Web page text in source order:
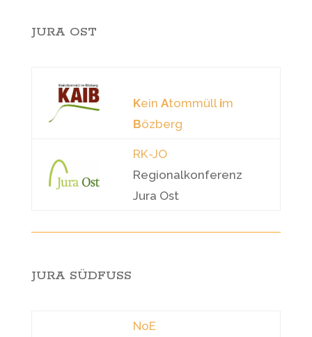
JURA OST
Kein Atommüll im
Bözberg
RK-JO
Regionalkonferenz
Jura Ost
JURA SÜDFUSS
NoE